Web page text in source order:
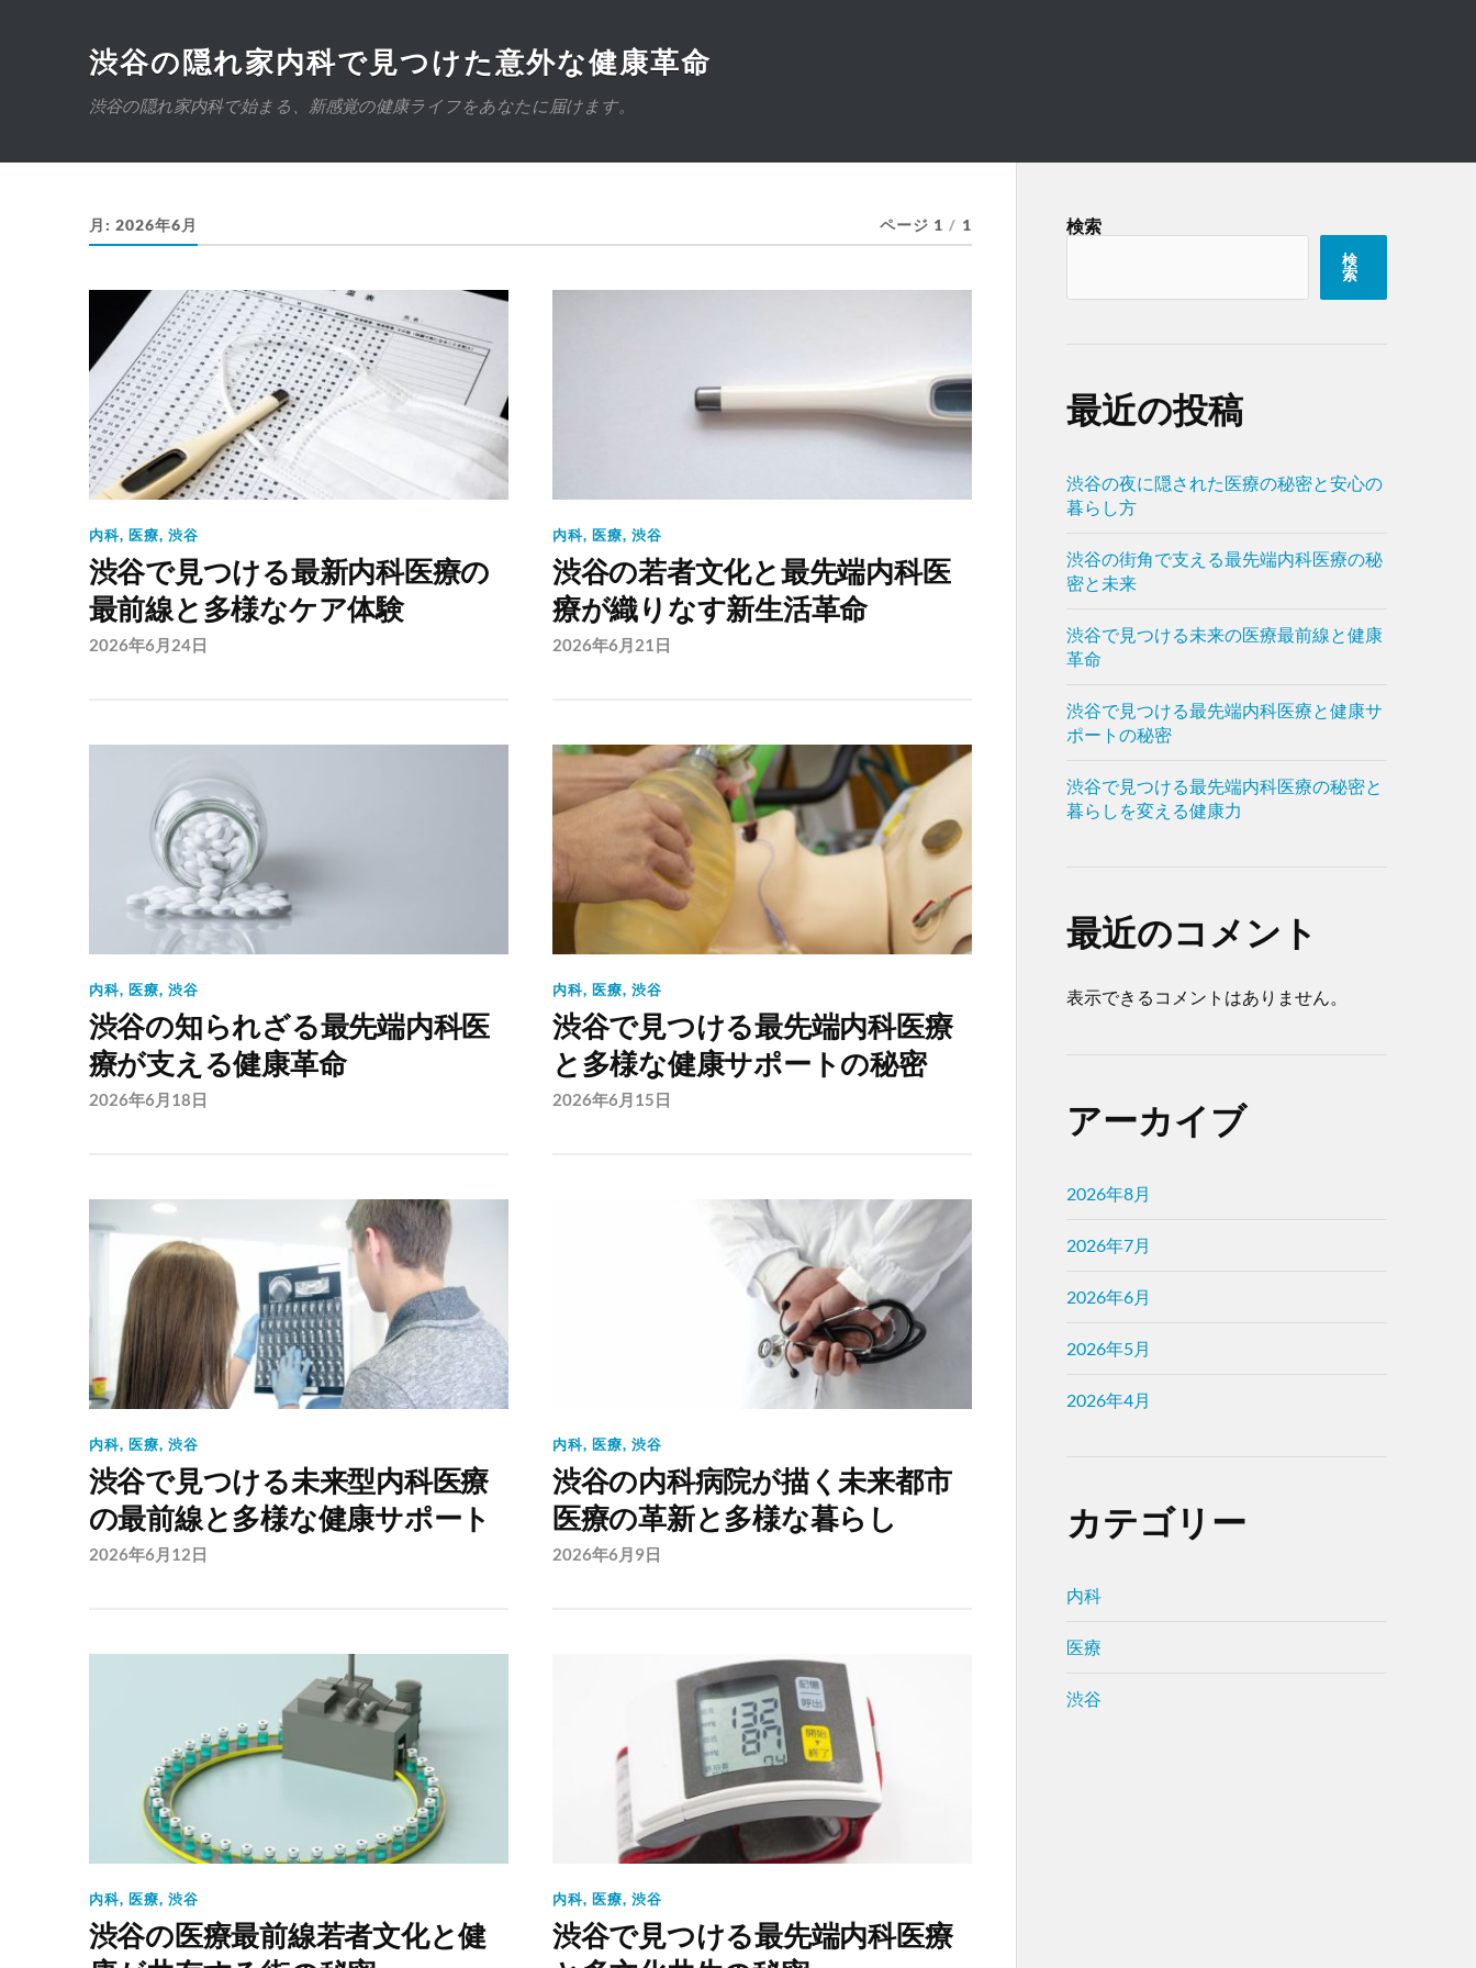
渋谷の隠れ家内科で見つけた意外な健康革命
渋谷の隠れ家内科で始まる、新感覚の健康ライフをあなたに届けます。
月: 2026年6月 ページ 1 / 1
内科, 医療, 渋谷
渋谷で見つける最新内科医療の
最前線と多様なケア体験
2026年6月24日
内科, 医療, 渋谷
渋谷の若者文化と最先端内科医
療が織りなす新生活革命
2026年6月21日
内科, 医療, 渋谷
渋谷の知られざる最先端内科医
療が支える健康革命
2026年6月18日
内科, 医療, 渋谷
渋谷で見つける最先端内科医療
と多様な健康サポートの秘密
2026年6月15日
内科, 医療, 渋谷
渋谷で見つける未来型内科医療
の最前線と多様な健康サポート
2026年6月12日
内科, 医療, 渋谷
渋谷の内科病院が描く未来都市
医療の革新と多様な暮らし
2026年6月9日
内科, 医療, 渋谷
渋谷の医療最前線若者文化と健
内科, 医療, 渋谷
渋谷で見つける最先端内科医療
検索
検
索
最近の投稿
渋谷の夜に隠された医療の秘密と安心の
暮らし方
渋谷の街角で支える最先端内科医療の秘
密と未来
渋谷で見つける未来の医療最前線と健康
革命
渋谷で見つける最先端内科医療と健康サ
ポートの秘密
渋谷で見つける最先端内科医療の秘密と
暮らしを変える健康力
最近のコメント
表示できるコメントはありません。
アーカイブ
2026年8月
2026年7月
2026年6月
2026年5月
2026年4月
カテゴリー
内科
医療
渋谷